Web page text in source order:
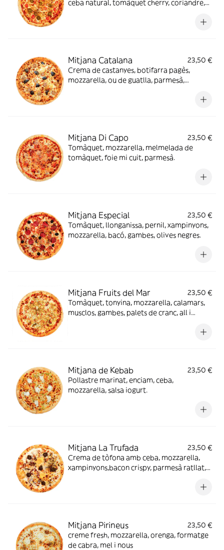
ceba natural, tomàquet cherry, coriandre,
Mitjana Catalana
23,50 €
Crema de castanyes, botifarra pagès,
mozzarella, ou de guatlla, parmesà,
Mitjana Di Capo
23,50 €
Tomàquet, mozzarella, melmelada de
tomàquet, foie mi cuit, parmesà.
Mitjana Especial
23,50 €
Tomàquet, llonganissa, pernil, xampinyons,
mozzarella, bacó, gambes, olives negres.
Mitjana Fruits del Mar
23,50 €
Tomàquet, tonyina, mozzarella, calamars,
musclos, gambes, palets de cranc, all i
Mitjana de Kebab
23,50 €
Pollastre marinat, enciam, ceba,
mozzarella, salsa iogurt.
Mitjana La Trufada
23,50 €
Crema de tòfona amb ceba, mozzarella,
xampinyons,bacon crispy, parmesà ratllat,
Mitjana Pirineus
23,50 €
creme fresh, mozzarella, orenga, formatge
de cabra, mel i nous